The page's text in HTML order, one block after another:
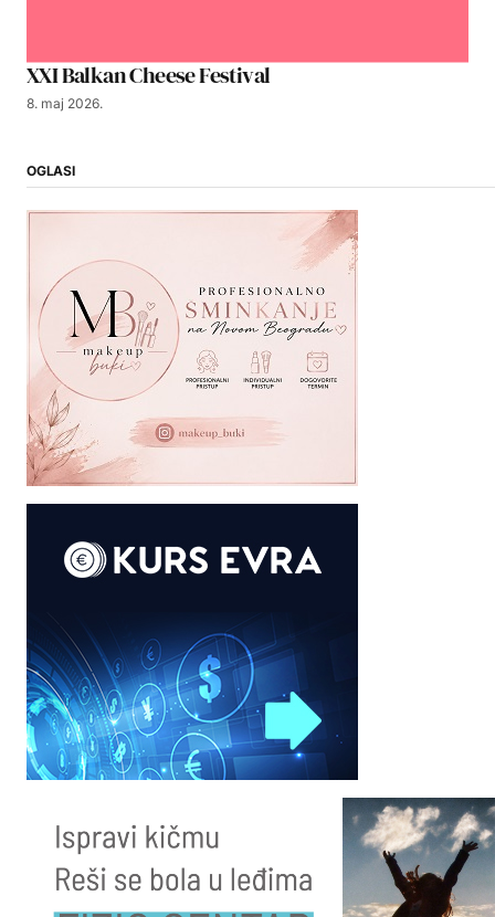
XXI Balkan Cheese Festival
8. maj 2026.
OGLASI